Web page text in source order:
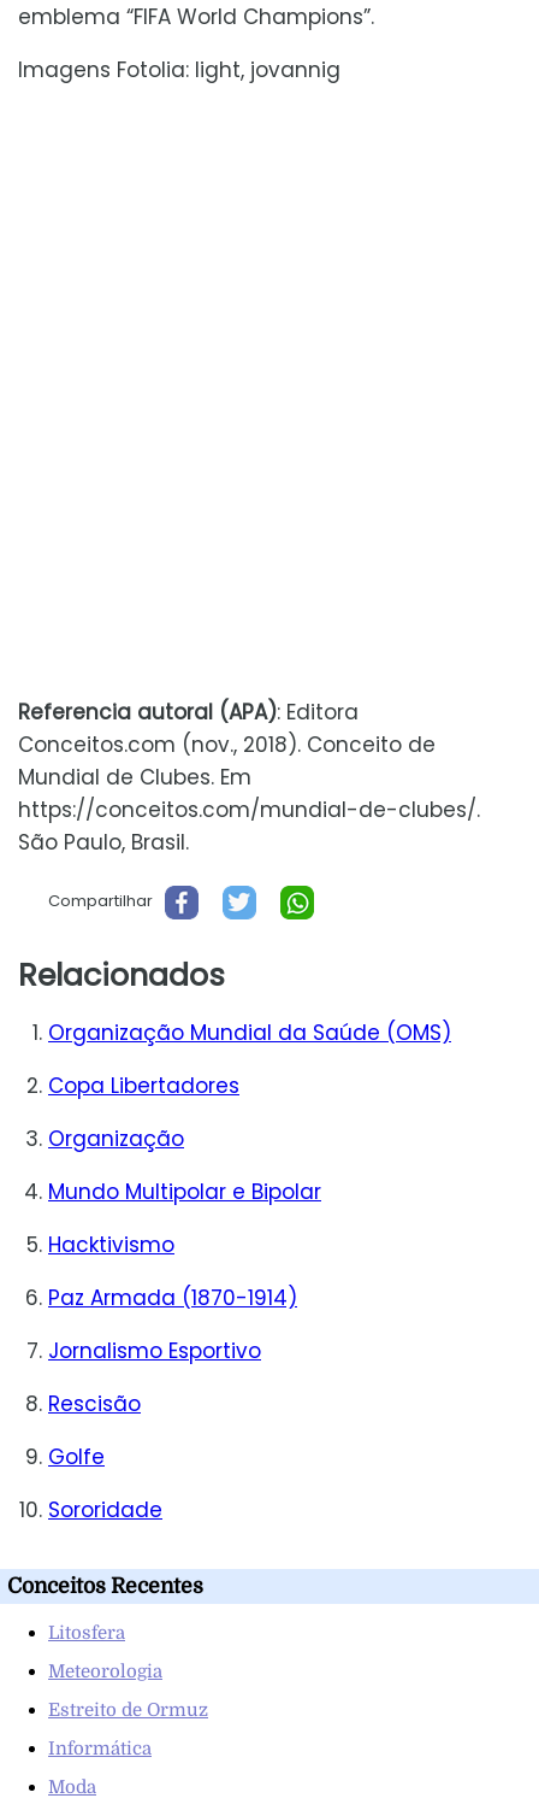
emblema “FIFA World Champions”.
Imagens Fotolia: light, jovannig
Referencia autoral (APA): Editora
Conceitos.com (nov., 2018). Conceito de
Mundial de Clubes. Em
https://conceitos.com/mundial-de-clubes/.
São Paulo, Brasil.
Compartilhar
Relacionados
Organização Mundial da Saúde (OMS)
Copa Libertadores
Organização
Mundo Multipolar e Bipolar
Hacktivismo
Paz Armada (1870-1914)
Jornalismo Esportivo
Rescisão
Golfe
Sororidade
Conceitos Recentes
Litosfera
Meteorologia
Estreito de Ormuz
Informática
Moda